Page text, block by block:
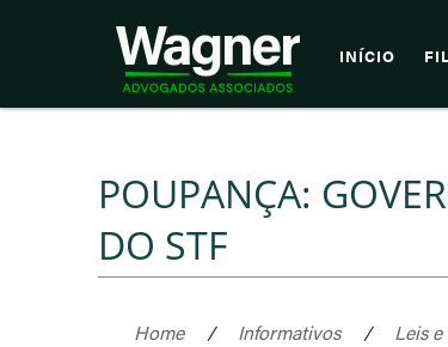
INÍCIO
POUPANÇA:
DO STF
Home / Informativos / Leis